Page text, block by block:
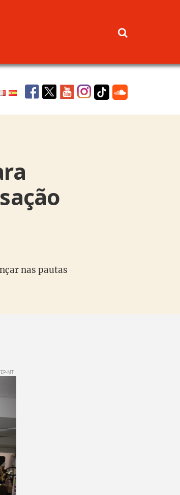
nas pautas
MT